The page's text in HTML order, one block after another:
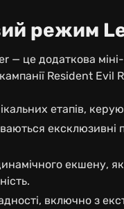
режим
це додаткова міні-
Resident Evil
етапів,
екшену,
включно з